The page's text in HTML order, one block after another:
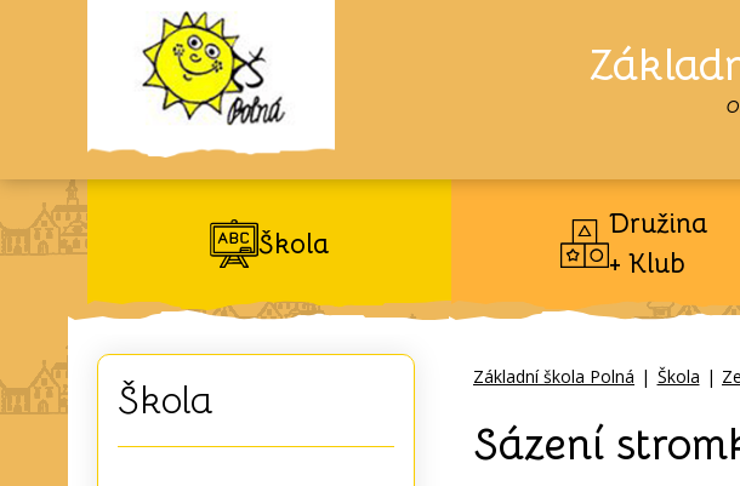
Škola
Družina
+ Klub
Základní škola Polná | Škola |
Sázení
Škola